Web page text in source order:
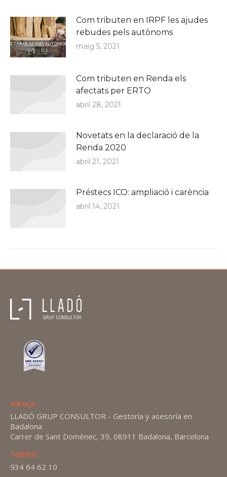
Com tributen en IRPF les ajudes
rebudes pels autònoms
maig 5, 2021
Com tributen en Renda els
afectats per ERTO
abril 28, 2021
Novetats en la declaració de la
Renda 2020
abril 21, 2021
Préstecs ICO: ampliació i carència
abril 14, 2021
Adreça:
LLADÓ GRUP CONSULTOR - Gestoría y asesoría en
Badalona
Carrer de Sant Domènec, 39, 08911 Badalona, Barcelona
Telèfon:
934 64 62 10